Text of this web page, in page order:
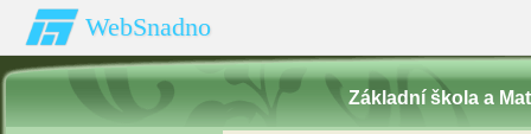
WebSnadno
Základní škola a